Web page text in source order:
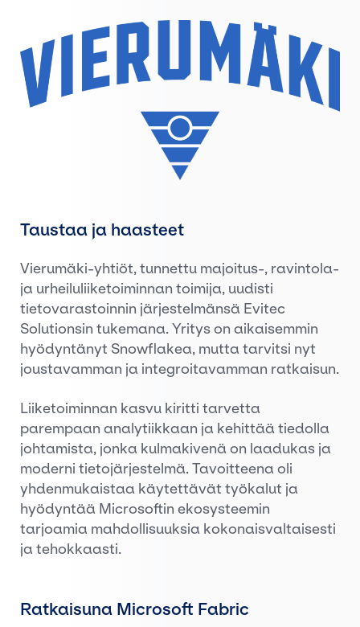
Taustaa ja haasteet
Vierumäki-yhtiöt, tunnettu majoitus-, ravintola-
ja urheiluliiketoiminnan toimija, uudisti
tietovarastoinnin järjestelmänsä Evitec
Solutionsin tukemana. Yritys on aikaisemmin
hyödyntänyt Snowflakea, mutta tarvitsi nyt
joustavamman ja integroitavamman ratkaisun.
Liiketoiminnan kasvu kiritti tarvetta
parempaan analytiikkaan ja kehittää tiedolla
johtamista, jonka kulmakivenä on laadukas ja
moderni tietojärjestelmä. Tavoitteena oli
yhdenmukaistaa käytettävät työkalut ja
hyödyntää Microsoftin ekosysteemin
tarjoamia mahdollisuuksia kokonaisvaltaisesti
ja tehokkaasti.
Ratkaisuna Microsoft Fabric